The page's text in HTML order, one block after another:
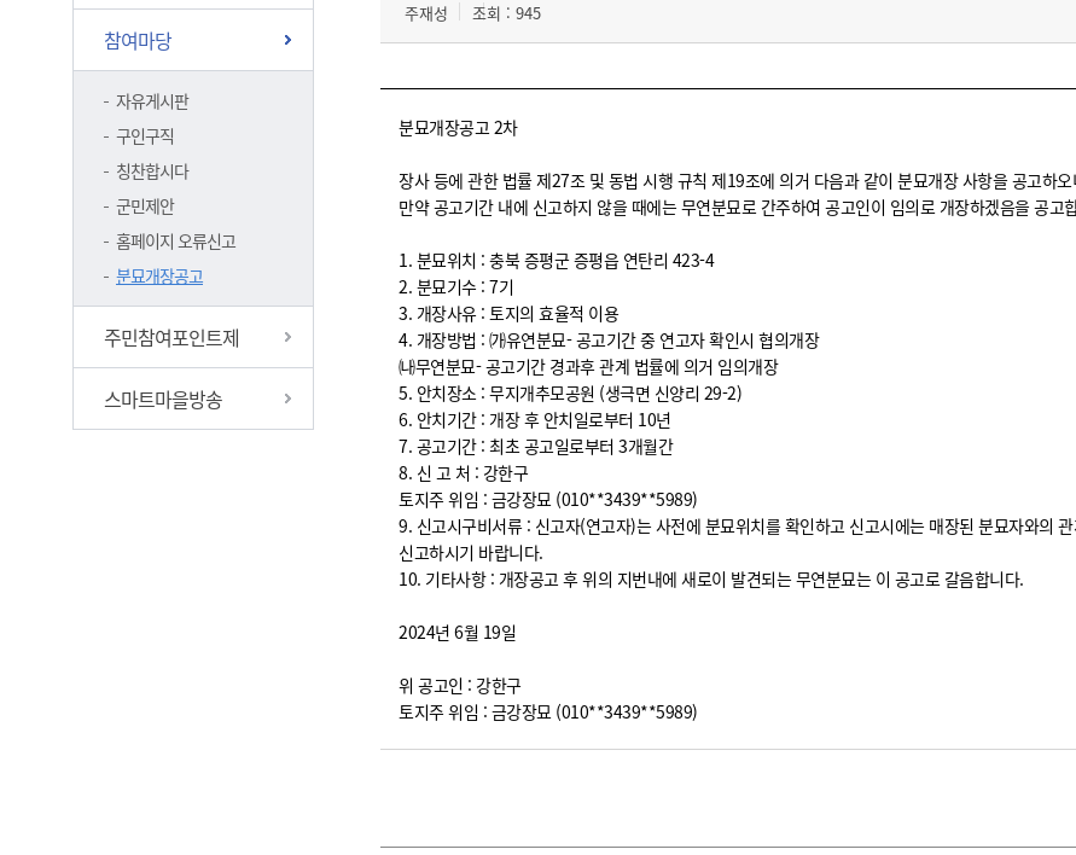
참여마당
자유게시판
구인구직
칭찬합시다
군민제안
홈페이지 오류신고
분묘개장공고
주민참여포인트제
스마트마을방송
주재성 조회 : 945
분묘개장공고 2차
장사 등에 관한 법률 제27조 및 동법 시행 규칙 제19조에 의거 다음과 같이 분묘개장 사항을 공고하
만약 공고기간 내에 신고하지 않을 때에는 무연분묘로 간주하여 공고인이 임의로 개장하겠음을 공고
1. 분묘위치 : 충북 증평군 증평읍 연탄리 423-4
2. 분묘기수 : 7기
3. 개장사유 : 토지의 효율적 이용
4. 개장방법 : ㈎유연분묘- 공고기간 중 연고자 확인시 협의개장
㈏무연분묘- 공고기간 경과후 관계 법률에 의거 임의개장
5. 안치장소 : 무지개추모공원 (생극면 신양리 29-2)
6. 안치기간 : 개장 후 안치일로부터 10년
7. 공고기간 : 최초 공고일로부터 3개월간
8. 신 고 처 : 강한구
토지주 위임 : 금강장묘 (010**3439**5989)
9. 신고시구비서류 : 신고자(연고자)는 사전에 분묘위치를 확인하고 신고시에는 매장된 분묘자와의
신고하시기 바랍니다.
10. 기타사항 : 개장공고 후 위의 지번내에 새로이 발견되는 무연분묘는 이 공고로 갈음합니다.
2024년 6월 19일
위 공고인 : 강한구
토지주 위임 : 금강장묘 (010**3439**5989)